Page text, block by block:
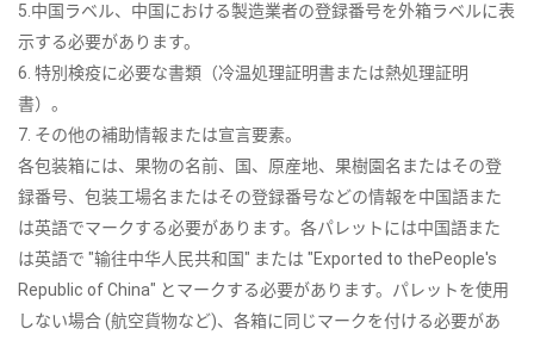
5.中国ラベル、中国における製造業者の登録番号を外箱ラベルに表
示する必要があります。
6. 特別検疫に必要な書類（冷温処理証明書または熱処理証明
書）。
7. その他の補助情報または宣言要素。
各包装箱には、果物の名前、国、原産地、果樹園名またはその登
録番号、包装工場名またはその登録番号などの情報を中国語また
は英語でマークする必要があります。各パレットには中国語また
は英語で "输往中华人民共和国" または "Exported to thePeople's
Republic of China" とマークする必要があります。パレットを使用
しない場合 (航空貨物など)、各箱に同じマークを付ける必要があ